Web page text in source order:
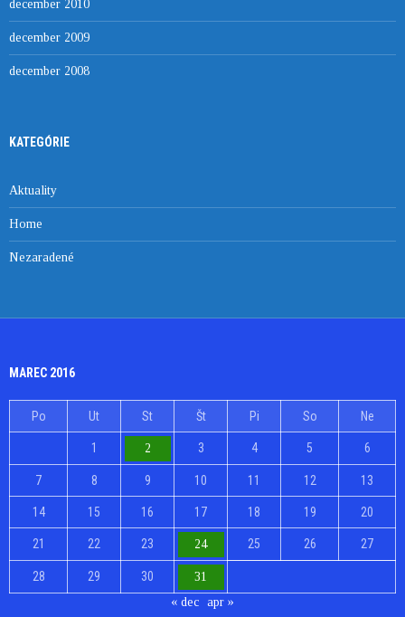
december 2010
december 2009
december 2008
KATEGÓRIE
Aktuality
Home
Nezaradené
MAREC 2016
Po Ut St Št Pi So Ne
1 2 3 4 5 6
7 8 9 10 11 12 13
14 15 16 17 18 19 20
21 22 23 24 25 26 27
28 29 30
31
« dec apr »